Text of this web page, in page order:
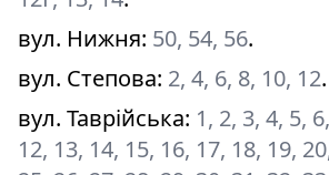
вул. Нижня: 50, 54, 56.
вул. Степова: 2, 4, 6, 8, 10, 12.
вул. Таврійська: 1, 2, 3, 4, 5,
12, 13, 14, 15, 16, 17, 18, 19,